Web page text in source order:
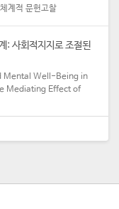
계적 문헌고찰
: 사회적지지로 조절된
Mental Well-Being in
Mediating Effect of